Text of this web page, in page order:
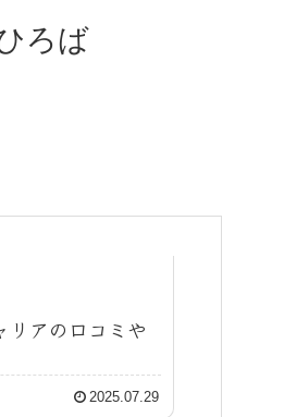
リアの口コミや
2025.07.29